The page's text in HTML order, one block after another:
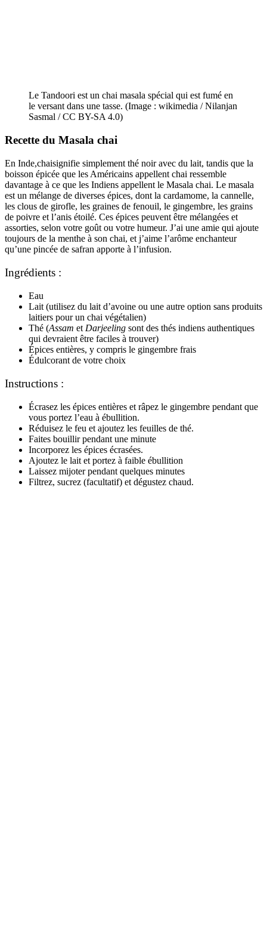
Le Tandoori est un chai masala spécial qui est fumé en
le versant dans une tasse. (Image : wikimedia / Nilanjan
Sasmal / CC BY-SA 4.0)
Recette du Masala chai
En Inde,chaisignifie simplement thé noir avec du lait, tandis que la
boisson épicée que les Américains appellent chai ressemble
davantage à ce que les Indiens appellent le Masala chai. Le masala
est un mélange de diverses épices, dont la cardamome, la cannelle,
les clous de girofle, les graines de fenouil, le gingembre, les grains
de poivre et l’anis étoilé. Ces épices peuvent être mélangées et
assorties, selon votre goût ou votre humeur. J’ai une amie qui ajoute
toujours de la menthe à son chai, et j’aime l’arôme enchanteur
qu’une pincée de safran apporte à l’infusion.
Ingrédients :
Eau
Lait (utilisez du lait d’avoine ou une autre option sans produits
laitiers pour un chai végétalien)
Thé (Assam et Darjeeling sont des thés indiens authentiques
qui devraient être faciles à trouver)
Épices entières, y compris le gingembre frais
Édulcorant de votre choix
Instructions :
Écrasez les épices entières et râpez le gingembre pendant que
vous portez l’eau à ébullition.
Réduisez le feu et ajoutez les feuilles de thé.
Faites bouillir pendant une minute
Incorporez les épices écrasées.
Ajoutez le lait et portez à faible ébullition
Laissez mijoter pendant quelques minutes
Filtrez, sucrez (facultatif) et dégustez chaud.